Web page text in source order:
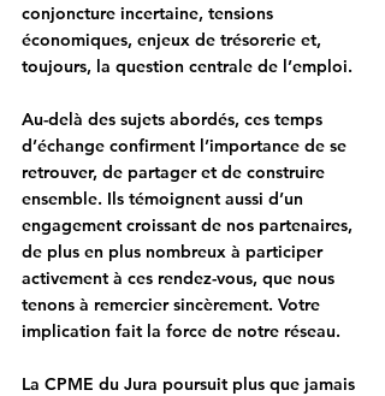
conjoncture incertaine, tensions
économiques, enjeux de trésorerie et,
toujours, la question centrale de l’emploi.
Au-delà des sujets abordés, ces temps
d’échange confirment l’importance de se
retrouver, de partager et de construire
ensemble. Ils témoignent aussi d’un
engagement croissant de nos partenaires,
de plus en plus nombreux à participer
activement à ces rendez-vous, que nous
tenons à remercier sincèrement. Votre
implication fait la force de notre réseau.
La CPME du Jura poursuit plus que jamais